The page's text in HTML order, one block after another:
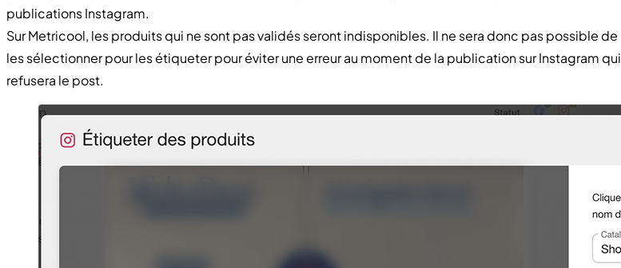
publications Instagram.
Sur Metricool, les produits qui ne sont pas validés seront indisponibles. Il ne sera donc pas possible de
les sélectionner pour les étiqueter pour éviter une erreur au moment de la publication sur Instagram qui
refusera le post.